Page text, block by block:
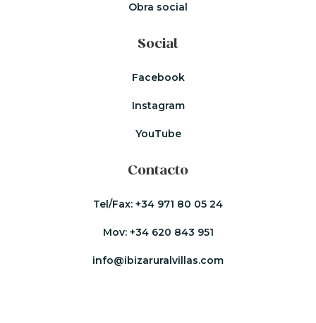
Obra social
Social
Facebook
Instagram
YouTube
Contacto
Tel/Fax: +34 971 80 05 24
Mov: +34 620 843 951
info@ibizaruralvillas.com